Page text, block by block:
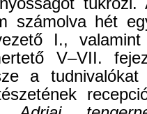
számolva hét
I.,
V–VII.
a